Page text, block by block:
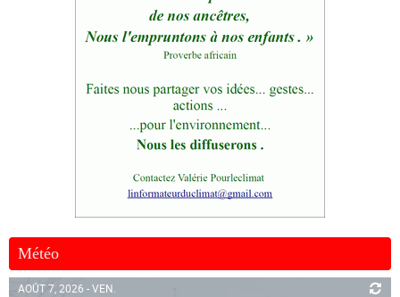
Météo
AOÛT 7, 2026 - VEN.